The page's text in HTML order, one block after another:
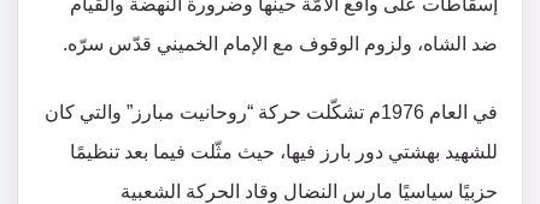
إسقاطات على واقع الأمّة حينها وضرورة النهضة والقيام
ضد الشاه، ولزوم الوقوف مع الإمام الخميني قدّس سرّه.
في العام 1976م تشكّلت حركة “روحانيت مبارز” والتي كان
للشهيد بهشتي دور بارز فيها، حيث مثّلت فيما بعد تنظيمًا
حزبيًا سياسيًا مارس النضال وقاد الحركة الشعبية